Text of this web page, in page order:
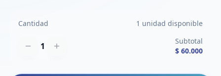
Cantidad 1 unidad disponible
1
Subtotal
$ 60.000